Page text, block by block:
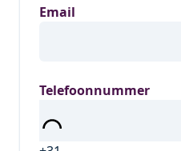
Email
Telefoonnummer